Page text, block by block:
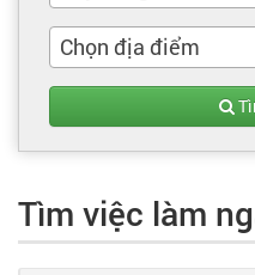
Tìm việc làm
Tạo hồ sơ
Cẩm nang việc làm
Bạn cần tuyển người
Chọn địa điểm
Tìm việc làm